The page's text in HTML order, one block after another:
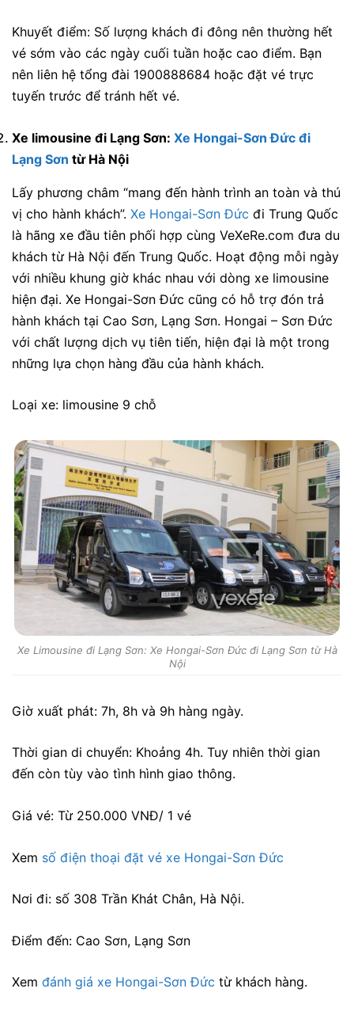
Khuyết điểm: Số lượng khách đi đông nên thường hết
vé sớm vào các ngày cuối tuần hoặc cao điểm. Bạn
nên liên hệ tổng đài 1900888684 hoặc đặt vé trực
tuyến trước để tránh hết vé.
Xe limousine đi Lạng Sơn: Xe Hongai-Sơn Đức đi
Lạng Sơn từ Hà Nội
Lấy phương châm “mang đến hành trình an toàn và thú
vị cho hành khách”. Xe Hongai-Sơn Đức đi Trung Quốc
là hãng xe đầu tiên phối hợp cùng VeXeRe.com đưa du
khách từ Hà Nội đến Trung Quốc. Hoạt động mỗi ngày
với nhiều khung giờ khác nhau với dòng xe limousine
hiện đại. Xe Hongai-Sơn Đức cũng có hỗ trợ đón trả
hành khách tại Cao Sơn, Lạng Sơn. Hongai – Sơn Đức
với chất lượng dịch vụ tiên tiến, hiện đại là một trong
những lựa chọn hàng đầu của hành khách.
Loại xe: limousine 9 chỗ
Xe Limousine đi Lạng Sơn: Xe Hongai-Sơn Đức đi Lạng Sơn từ Hà
Nội
Giờ xuất phát: 7h, 8h và 9h hàng ngày.
Thời gian di chuyển: Khoảng 4h. Tuy nhiên thời gian
đến còn tùy vào tình hình giao thông.
Giá vé: Từ 250.000 VNĐ/ 1 vé
Xem số điện thoại đặt vé xe Hongai-Sơn Đức
Nơi đi: số 308 Trần Khát Chân, Hà Nội.
Điểm đến: Cao Sơn, Lạng Sơn
Xem đánh giá xe Hongai-Sơn Đức từ khách hàng.